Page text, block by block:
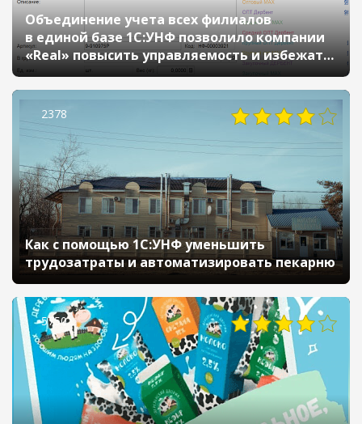
Объединение учета всех филиалов
в единой базе 1С:УНФ позволило компании
«Real» повысить управляемость и избежать
повторяющихся ошибок
2378
Как с помощью 1С:УНФ уменьшить
трудозатраты и автоматизировать пекарню
5750